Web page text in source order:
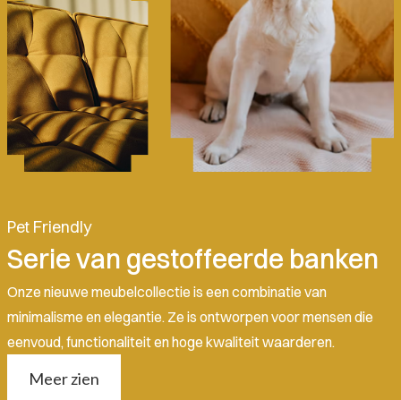
Pet Friendly
Serie van gestoffeerde banken
Onze nieuwe meubelcollectie is een combinatie van
minimalisme en elegantie. Ze is ontworpen voor mensen die
eenvoud, functionaliteit en hoge kwaliteit waarderen.
Meer zien